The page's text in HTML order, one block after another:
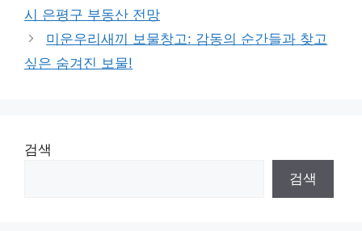
시 은평구 부동산 전망
미운우리새끼 보물창고: 감동의 순간들과 찾고
싶은 숨겨진 보물!
검색
검색